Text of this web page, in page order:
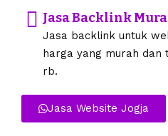
Jasa Backlink
Jasa backlink untuk
harga yang murah dan
rb.
Jasa Website Jogja